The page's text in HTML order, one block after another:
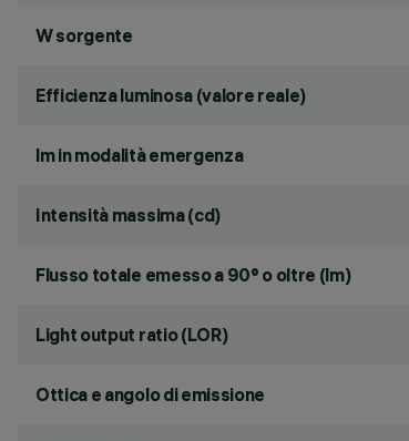
W sorgente
Efficienza luminosa (valore reale)
lm in modalità emergenza
Intensità massima (cd)
Flusso totale emesso a 90° o oltre (lm)
Light output ratio (LOR)
Ottica e angolo di emissione